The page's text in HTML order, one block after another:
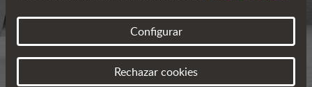
Configurar
Rechazar cookies